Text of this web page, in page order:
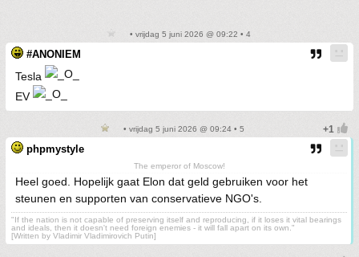
• vrijdag 5 juni 2026 @ 09:22 • 4
#ANONIEM
Tesla
EV
• vrijdag 5 juni 2026 @ 09:24 • 5
phpmystyle
The emperor of Moscow!
Heel goed. Hopelijk gaat Elon dat geld gebruiken voor het
steunen en supporten van conservatieve NGO's.
"If the nation is not capable of preserving itself and reproducing, if it loses it vital bearings
and ideals, then it doesn't need foreign enemies - it will fall apart on its own."
[Written by Vladimir Vladimirovich Putin]